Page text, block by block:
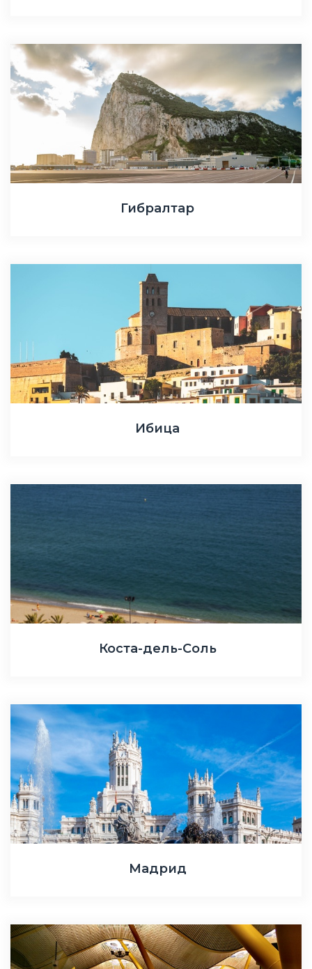
Гибралтар
Ибица
Коста-дель-Соль
Мадрид